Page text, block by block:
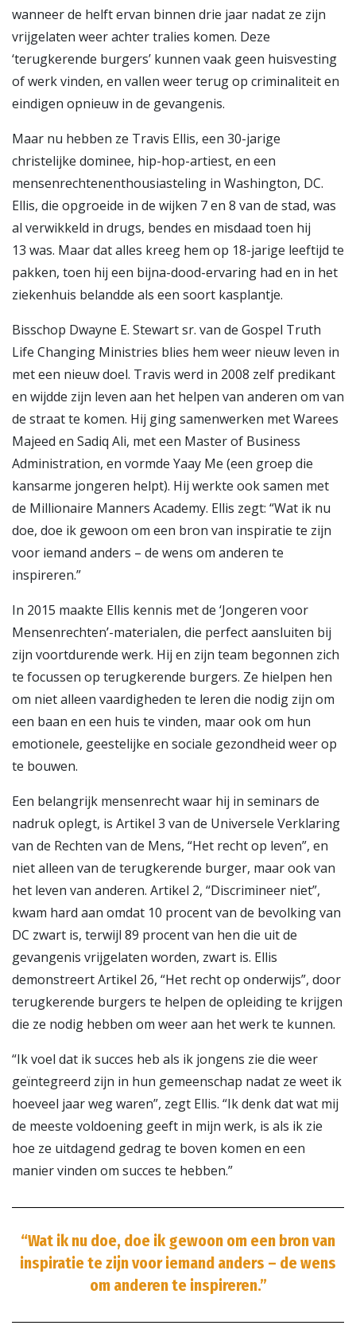
wanneer de helft ervan binnen drie jaar nadat ze zijn
vrijgelaten weer achter tralies komen. Deze
‘terugkerende burgers’ kunnen vaak geen huisvesting
of werk vinden, en vallen weer terug op criminaliteit en
eindigen opnieuw in de gevangenis.
Maar nu hebben ze Travis Ellis, een 30-jarige
christelijke dominee, hip-hop-artiest, en een
mensenrechtenenthousiasteling in Washington, DC.
Ellis, die opgroeide in de wijken 7 en 8 van de stad, was
al verwikkeld in drugs, bendes en misdaad toen hij
13 was. Maar dat alles kreeg hem op 18-jarige leeftijd te
pakken, toen hij een bijna-dood-ervaring had en in het
ziekenhuis belandde als een soort kasplantje.
Bisschop Dwayne E. Stewart sr. van de Gospel Truth
Life Changing Ministries blies hem weer nieuw leven in
met een nieuw doel. Travis werd in 2008 zelf predikant
en wijdde zijn leven aan het helpen van anderen om van
de straat te komen. Hij ging samenwerken met Warees
Majeed en Sadiq Ali, met een Master of Business
Administration, en vormde Yaay Me (een groep die
kansarme jongeren helpt). Hij werkte ook samen met
de Millionaire Manners Academy. Ellis zegt: “Wat ik nu
doe, doe ik gewoon om een bron van inspiratie te zijn
voor iemand anders – de wens om anderen te
inspireren.”
In 2015 maakte Ellis kennis met de ‘Jongeren voor
Mensenrechten’-materialen, die perfect aansluiten bij
zijn voortdurende werk. Hij en zijn team begonnen zich
te focussen op terugkerende burgers. Ze hielpen hen
om niet alleen vaardigheden te leren die nodig zijn om
een baan en een huis te vinden, maar ook om hun
emotionele, geestelijke en sociale gezondheid weer op
te bouwen.
Een belangrijk mensenrecht waar hij in seminars de
nadruk oplegt, is Artikel 3 van de Universele Verklaring
van de Rechten van de Mens, “Het recht op leven”, en
niet alleen van de terugkerende burger, maar ook van
het leven van anderen. Artikel 2, “Discrimineer niet”,
kwam hard aan omdat 10 procent van de bevolking van
DC zwart is, terwijl 89 procent van hen die uit de
gevangenis vrijgelaten worden, zwart is. Ellis
demonstreert Artikel 26, “Het recht op onderwijs”, door
terugkerende burgers te helpen de opleiding te krijgen
die ze nodig hebben om weer aan het werk te kunnen.
“Ik voel dat ik succes heb als ik jongens zie die weer
geïntegreerd zijn in hun gemeenschap nadat ze weet ik
hoeveel jaar weg waren”, zegt Ellis. “Ik denk dat wat mij
de meeste voldoening geeft in mijn werk, is als ik zie
hoe ze uitdagend gedrag te boven komen en een
manier vinden om succes te hebben.”
“Wat ik nu doe, doe ik gewoon om een bron van
inspiratie te zijn voor iemand anders – de wens
om anderen te inspireren.”